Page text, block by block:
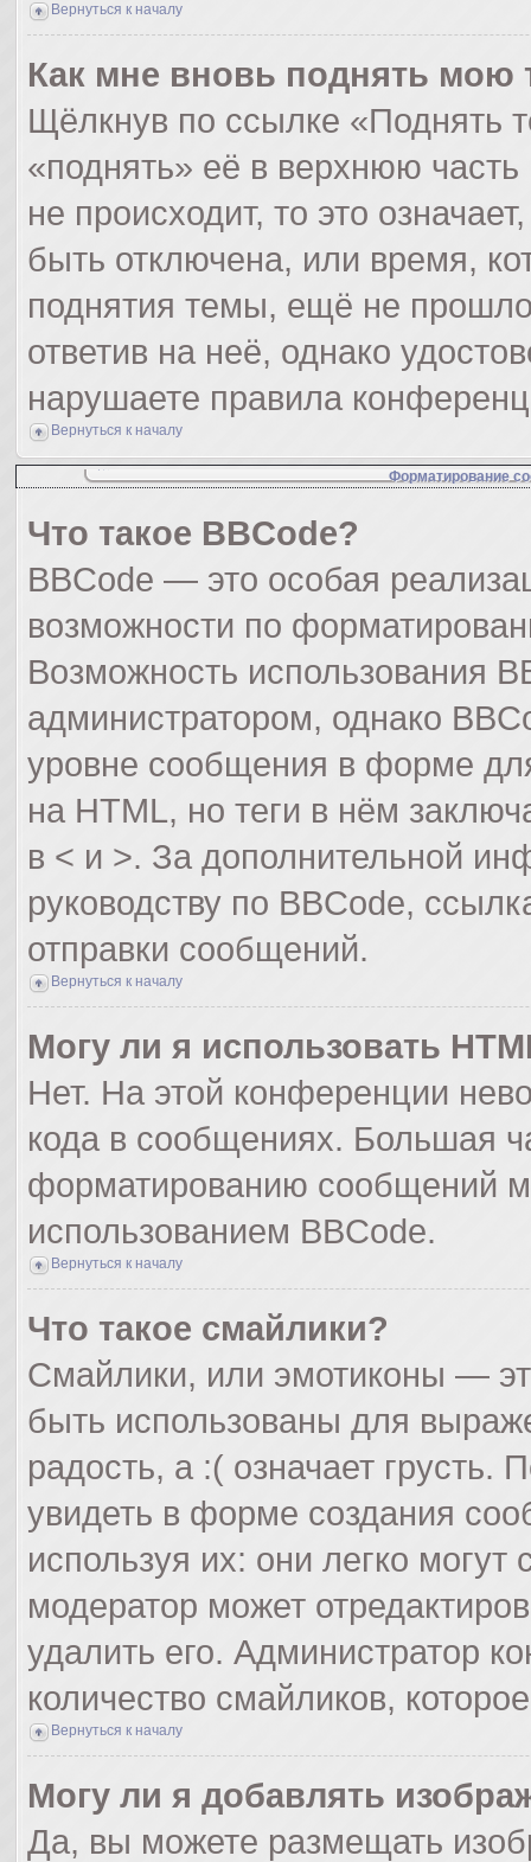
Вернуться к началу
Как мне вновь поднять мою
Щёлкнув по ссылке «Поднять
«поднять» её в верхнюю
не происходит, то это
быть отключена, или время,
поднятия темы, ещё не
ответив на неё, однако
нарушаете правила
Вернуться к началу
Форматирование
Что такое BBCode?
BBCode — это особая
возможности по
Возможность использования
администратором, однако
уровне сообщения в форме
на HTML, но теги в нём
в < и >. За дополнительной
руководству по BBCode,
отправки сообщений.
Вернуться к началу
Могу ли я использовать
Нет. На этой конференции
кода в сообщениях. Большая
форматированию сообщений
использованием BBCode.
Вернуться к началу
Что такое смайлики?
Смайлики, или эмотиконы —
быть использованы для
радость, а :( означает
увидеть в форме создания
используя их: они легко
модератор может
удалить его. Администратор
количество смайликов,
Вернуться к началу
Могу ли я добавлять
Да, вы можете размещать